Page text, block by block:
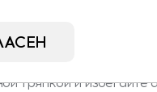
блеск серебристой
тряпкой и избегайте